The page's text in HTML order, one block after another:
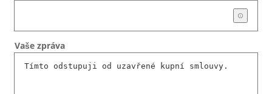
Vaše zpráva